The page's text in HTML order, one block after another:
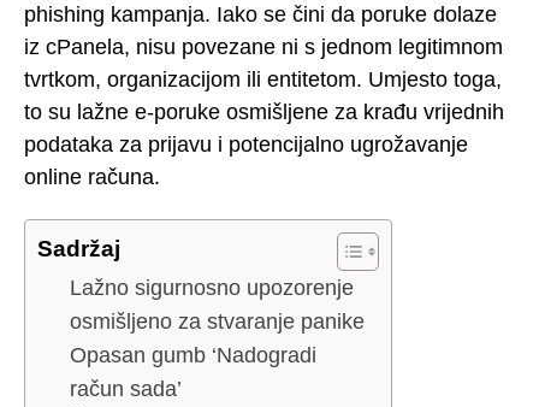
phishing kampanja. Iako se čini da poruke dolaze
iz cPanela, nisu povezane ni s jednom legitimnom
tvrtkom, organizacijom ili entitetom. Umjesto toga,
to su lažne e-poruke osmišljene za krađu vrijednih
podataka za prijavu i potencijalno ugrožavanje
online računa.
Sadržaj
Lažno sigurnosno upozorenje
osmišljeno za stvaranje panike
Opasan gumb ‘Nadogradi
račun sada’